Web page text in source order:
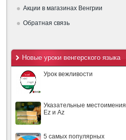
Акции в магазинах Венгрии
Обратная связь
Новые уроки венгерского языка
Урок вежливости
Указательные местоимения
Ez и Az
5 самых популярных